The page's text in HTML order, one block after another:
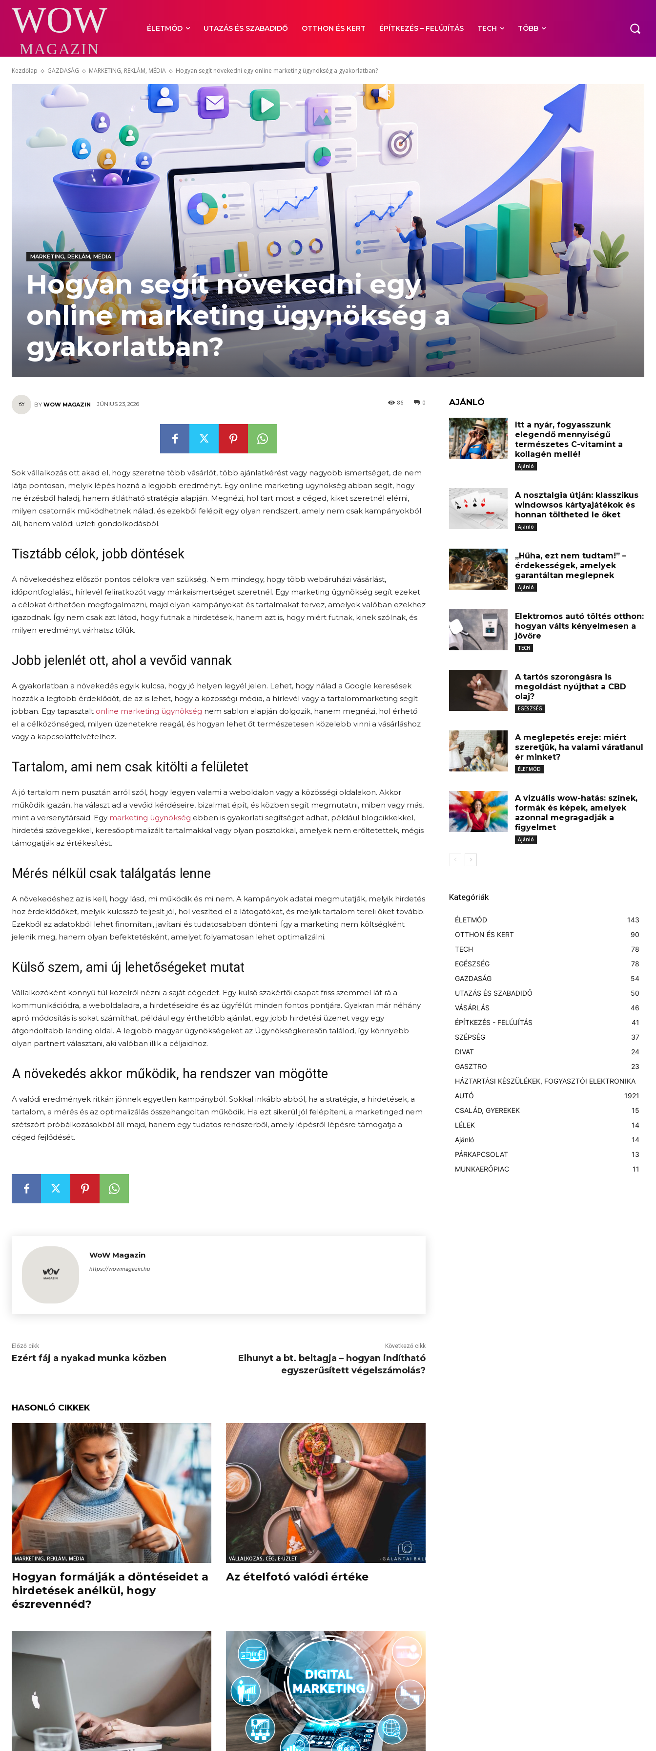
WOW
MAGAZIN
ÉLETMÓD UTAZÁS ÉS SZABADIDŐ OTTHON ÉS KERT ÉPÍTKEZÉS – FELÚJÍTÁS TECH TÖBB
Kezdőlap GAZDASÁG MARKETING, REKLÁM, MÉDIA Hogyan segít növekedni egy online marketing ügynökség a gyakorlatban?
MARKETING, REKLÁM, MÉDIA
Hogyan segít növekedni egy
online marketing ügynökség a
gyakorlatban?
BY WOW MAGAZIN JÚNIUS 23, 2026 0
86
Sok vállalkozás ott akad el, hogy szeretne több vásárlót, több ajánlatkérést vagy nagyobb ismertséget, de nem
látja pontosan, melyik lépés hozná a legjobb eredményt. Egy online marketing ügynökség abban segít, hogy
ne érzésből haladj, hanem átlátható stratégia alapján. Megnézi, hol tart most a céged, kiket szeretnél elérni,
milyen csatornák működhetnek nálad, és ezekből felépít egy olyan rendszert, amely nem csak kampányokból
áll, hanem valódi üzleti gondolkodásból.
Tisztább célok, jobb döntések
A növekedéshez először pontos célokra van szükség. Nem mindegy, hogy több webáruházi vásárlást,
időpontfoglalást, hírlevél feliratkozót vagy márkaismertséget szeretnél. Egy marketing ügynökség segít ezeket
a célokat érthetően megfogalmazni, majd olyan kampányokat és tartalmakat tervez, amelyek valóban ezekhez
igazodnak. Így nem csak azt látod, hogy futnak a hirdetések, hanem azt is, hogy miért futnak, kinek szólnak, és
milyen eredményt várhatsz tőlük.
Jobb jelenlét ott, ahol a vevőid vannak
A gyakorlatban a növekedés egyik kulcsa, hogy jó helyen legyél jelen. Lehet, hogy nálad a Google keresések
hozzák a legtöbb érdeklődőt, de az is lehet, hogy a közösségi média, a hírlevél vagy a tartalommarketing segít
jobban. Egy tapasztalt online marketing ügynökség nem sablon alapján dolgozik, hanem megnézi, hol érhető
el a célközönséged, milyen üzenetekre reagál, és hogyan lehet őt természetesen közelebb vinni a vásárláshoz
vagy a kapcsolatfelvételhez.
Tartalom, ami nem csak kitölti a felületet
A jó tartalom nem pusztán arról szól, hogy legyen valami a weboldalon vagy a közösségi oldalakon. Akkor
működik igazán, ha választ ad a vevőid kérdéseire, bizalmat épít, és közben segít megmutatni, miben vagy más,
mint a versenytársaid. Egy marketing ügynökség ebben is gyakorlati segítséget adhat, például blogcikkekkel,
hirdetési szövegekkel, keresőoptimalizált tartalmakkal vagy olyan posztokkal, amelyek nem erőltetettek, mégis
támogatják az értékesítést.
Mérés nélkül csak találgatás lenne
A növekedéshez az is kell, hogy lásd, mi működik és mi nem. A kampányok adatai megmutatják, melyik hirdetés
hoz érdeklődőket, melyik kulcsszó teljesít jól, hol veszíted el a látogatókat, és melyik tartalom tereli őket tovább.
Ezekből az adatokból lehet finomítani, javítani és tudatosabban dönteni. Így a marketing nem költségként
jelenik meg, hanem olyan befektetésként, amelyet folyamatosan lehet optimalizálni.
Külső szem, ami új lehetőségeket mutat
Vállalkozóként könnyű túl közelről nézni a saját cégedet. Egy külső szakértői csapat friss szemmel lát rá a
kommunikációdra, a weboldaladra, a hirdetéseidre és az ügyfélút minden fontos pontjára. Gyakran már néhány
apró módosítás is sokat számíthat, például egy érthetőbb ajánlat, egy jobb hirdetési üzenet vagy egy
átgondoltabb landing oldal. A legjobb magyar ügynökségeket az Ügynökségkeresőn találod, így könnyebb
olyan partnert választani, aki valóban illik a céljaidhoz.
A növekedés akkor működik, ha rendszer van mögötte
A valódi eredmények ritkán jönnek egyetlen kampányból. Sokkal inkább abból, ha a stratégia, a hirdetések, a
tartalom, a mérés és az optimalizálás összehangoltan működik. Ha ezt sikerül jól felépíteni, a marketinged nem
szétszórt próbálkozásokból áll majd, hanem egy tudatos rendszerből, amely lépésről lépésre támogatja a
céged fejlődését.
WoW Magazin
https://wowmagazin.hu
Előző cikk
Ezért fáj a nyakad munka közben
Következő cikk
Elhunyt a bt. beltagja – hogyan indítható
egyszerűsített végelszámolás?
HASONLÓ CIKKEK
MARKETING, REKLÁM, MÉDIA
Hogyan formálják a döntéseidet a
hirdetések anélkül, hogy
észrevennéd?
VÁLLALKOZÁS, CÉG, E-ÜZLET
Az ételfotó valódi értéke
AJÁNLÓ
Itt a nyár, fogyasszunk
elegendő mennyiségű
természetes C-vitamint a
kollagén mellé!
Ajánló
A nosztalgia útján: klasszikus
windowsos kártyajátékok és
honnan töltheted le őket
Ajánló
„Hűha, ezt nem tudtam!” –
érdekességek, amelyek
garantáltan meglepnek
Ajánló
Elektromos autó töltés otthon:
hogyan válts kényelmesen a
jövőre
TECH
A tartós szorongásra is
megoldást nyújthat a CBD
olaj?
EGÉSZSÉG
A meglepetés ereje: miért
szeretjük, ha valami váratlanul
ér minket?
ÉLETMÓD
A vizuális wow-hatás: színek,
formák és képek, amelyek
azonnal megragadják a
figyelmet
Ajánló
Kategóriák
ÉLETMÓD
143
OTTHON ÉS KERT
90
TECH
78
EGÉSZSÉG
78
GAZDASÁG
54
UTAZÁS ÉS SZABADIDŐ
50
VÁSÁRLÁS
46
ÉPÍTKEZÉS - FELÚJÍTÁS
41
SZÉPSÉG
37
DIVAT
24
GASZTRO
23
HÁZTARTÁSI KÉSZÜLÉKEK, FOGYASZTÓI ELEKTRONIKA
21
AUTÓ
19
CSALÁD, GYEREKEK
15
LÉLEK
14
Ajánló
14
PÁRKAPCSOLAT
13
MUNKAERŐPIAC
11